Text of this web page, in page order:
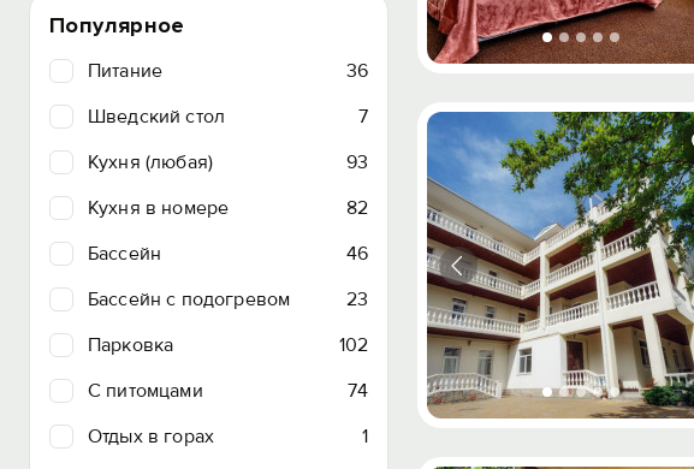
Популярное
Питание
36
Шведский стол
7
Кухня (любая)
93
Кухня в номере
82
Бассейн
46
Бассейн с подогревом
23
Парковка
102
C питомцами
74
Отдых в горах
1